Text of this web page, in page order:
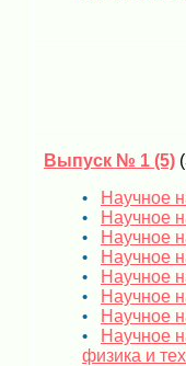
Выпуск № 1 (5)
Научное
Научное
Научное
Научное
Научное
Научное
Научное
Научное
физика и